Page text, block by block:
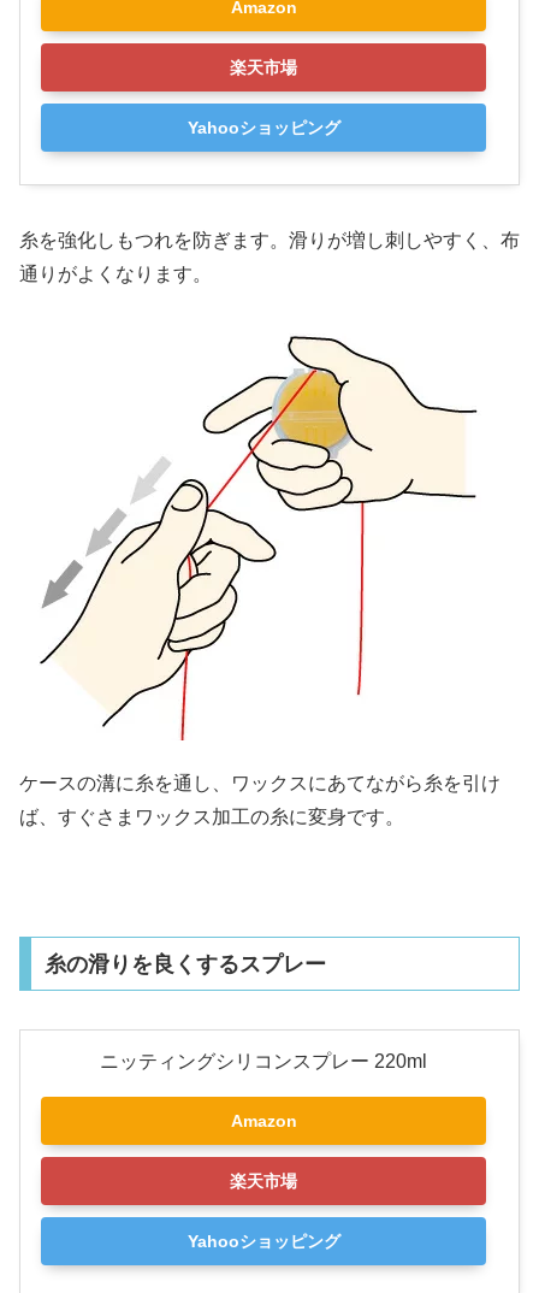
Amazon
楽天市場
Yahooショッピング
糸を強化しもつれを防ぎます。滑りが増し刺しやすく、布
通りがよくなります。
ケースの溝に糸を通し、ワックスにあてながら糸を引け
ば、すぐさまワックス加工の糸に変身です。
糸の滑りを良くするスプレー
ニッティングシリコンスプレー 220ml
Amazon
楽天市場
Yahooショッピング